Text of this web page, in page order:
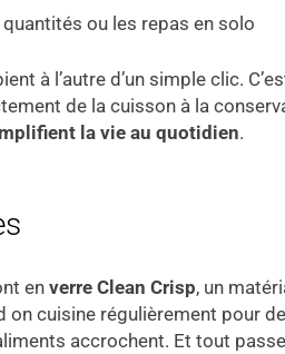
ou les repas en solo
à l’autre d’un simple clic.
de la cuisson à la
la vie au quotidien.
en verre Clean Crisp, un
on cuisine régulièrement pour
accrochent. Et tout